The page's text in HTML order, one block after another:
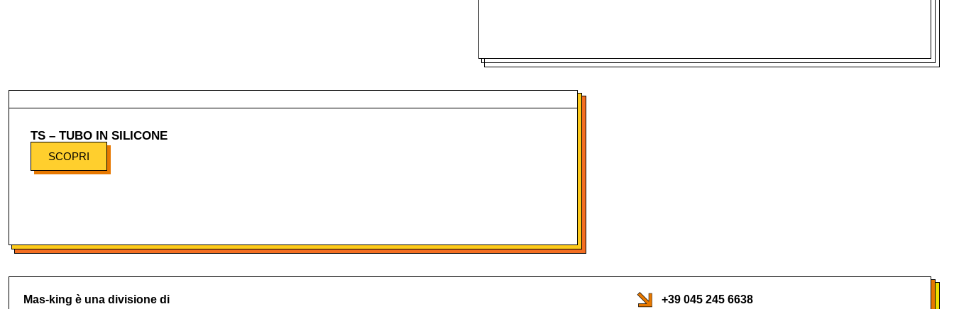
TS – TUBO IN SILICONE
SCOPRI
Mas-king è una divisione di +39 045 245 6638